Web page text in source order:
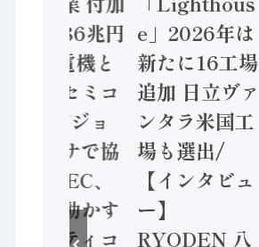
価値額86兆円
/ 三菱電機と
ソニーセミコ
ン AIビジョ
ンセンサで協
業 / IDEC、
安全に動かす
セーフティコ
e」2026年は
新たに16工場
追加 日立ヴァ
ンタラ米国工
場も選出/
【インタビュ
ー】
RYODEN 八